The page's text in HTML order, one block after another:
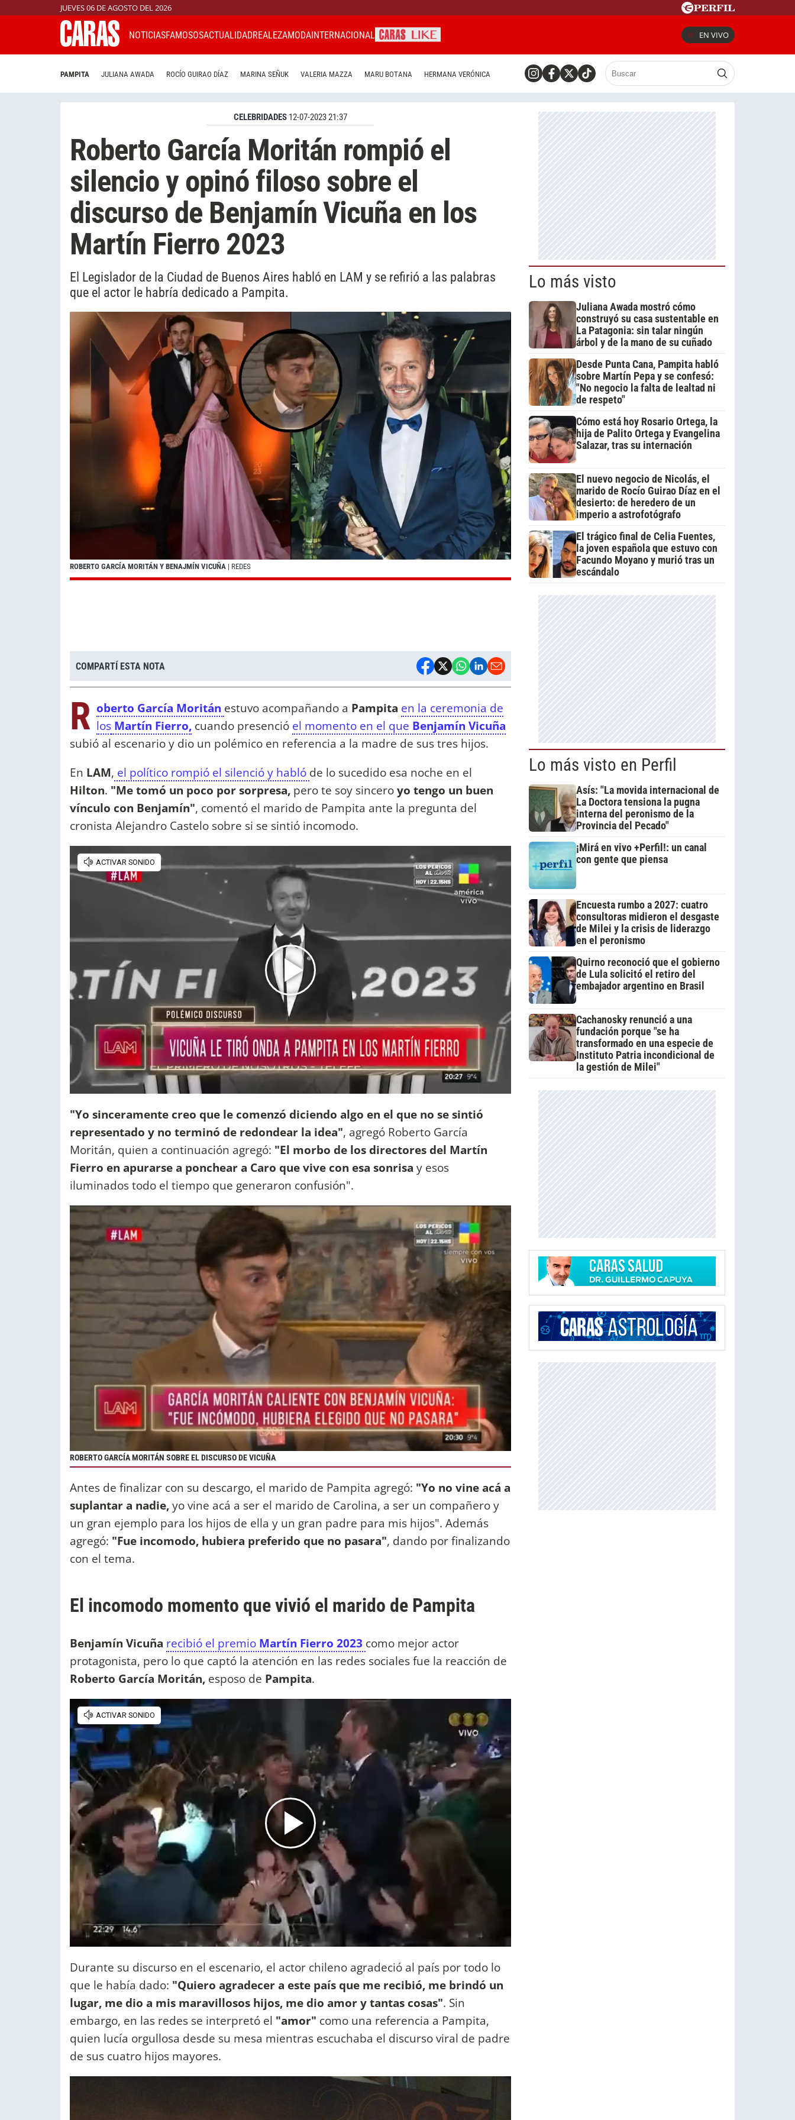
JUEVES 06 DE AGOSTO DEL 2026
NOTICIASFAMOSOSACTUALIDADREALEZAMODAINTERNACIONAL EN VIVO
PAMPITA JULIANA AWADA ROCÍO GUIRAO DÍAZ MARINA SEÑUK VALERIA MAZZA MARU BOTANA HERMANA VERÓNICA
CELEBRIDADES 12-07-2023 21:37
Roberto García Moritán rompió el
silencio y opinó filoso sobre el
discurso de Benjamín Vicuña en los
Martín Fierro 2023
El Legislador de la Ciudad de Buenos Aires habló en LAM y se refirió a las palabras
que el actor le habría dedicado a Pampita.
ROBERTO GARCÍA MORITÁN Y BENAJMÍN VICUÑA | REDES
COMPARTÍ ESTA NOTA
R oberto García Moritán estuvo acompañando a Pampita en la ceremonia de
los Martín Fierro, cuando presenció el momento en el que Benjamín Vicuña
subió al escenario y dio un polémico en referencia a la madre de sus tres hijos.
En LAM, el político rompió el silenció y habló de lo sucedido esa noche en el
Hilton. "Me tomó un poco por sorpresa, pero te soy sinceroyo tengo un buen
vínculo con Benjamín", comentó el marido de Pampita ante la pregunta del
cronista Alejandro Castelo sobre si se sintió incomodo.
"Yo sinceramente creo que le comenzó diciendo algo en el que no se sintió
representado y no terminó de redondear la idea", agregó Roberto García
Moritán, quien a continuación agregó: "El morbo de los directores del Martín
Fierro en apurarse a ponchear a Caro que vive con esa sonrisa y esos
iluminados todo el tiempo que generaron confusión".
ROBERTO GARCÍA MORITÁN SOBRE EL DISCURSO DE VICUÑA
Antes de finalizar con su descargo, el marido de Pampita agregó: "Yo no vine acá a
suplantar a nadie,yo vine acá a ser el marido de Carolina, a ser un compañero y
un gran ejemplo para los hijos de ella y un gran padre para mis hijos". Además
agregó: "Fue incomodo, hubiera preferido que no pasara", dando por finalizando
con el tema.
El incomodo momento que vivió el marido de Pampita
Benjamín Vicuña recibió el premio Martín Fierro 2023 como mejor actor
protagonista, pero lo que captó la atención en las redes sociales fue la reacción de
Roberto García Moritán, esposo de Pampita.
Durante su discurso en el escenario, el actor chileno agradeció al país por todo lo
que le había dado: "Quiero agradecer a este país que me recibió, me brindó un
lugar, me dio a mis maravillosos hijos, me dio amor y tantas cosas". Sin
embargo, en las redes se interpretó el "amor" como una referencia a Pampita,
quien lucía orgullosa desde su mesa mientras escuchaba el discurso viral de padre
de sus cuatro hijos mayores.
Lo más visto
Juliana Awada mostró cómo
construyó su casa sustentable en
La Patagonia: sin talar ningún
árbol y de la mano de su cuñado
Desde Punta Cana, Pampita habló
sobre Martín Pepa y se confesó:
"No negocio la falta de lealtad ni
de respeto"
Cómo está hoy Rosario Ortega, la
hija de Palito Ortega y Evangelina
Salazar, tras su internación
El nuevo negocio de Nicolás, el
marido de Rocío Guirao Díaz en el
desierto: de heredero de un
imperio a astrofotógrafo
El trágico final de Celia Fuentes,
la joven española que estuvo con
Facundo Moyano y murió tras un
escándalo
Lo más visto en Perfil
Asís: "La movida internacional de
La Doctora tensiona la pugna
interna del peronismo de la
Provincia del Pecado"
¡Mirá en vivo +Perfil!: un canal
con gente que piensa
Encuesta rumbo a 2027: cuatro
consultoras midieron el desgaste
de Milei y la crisis de liderazgo
en el peronismo
Quirno reconoció que el gobierno
de Lula solicitó el retiro del
embajador argentino en Brasil
Cachanosky renunció a una
fundación porque "se ha
transformado en una especie de
Instituto Patria incondicional de
la gestión de Milei"